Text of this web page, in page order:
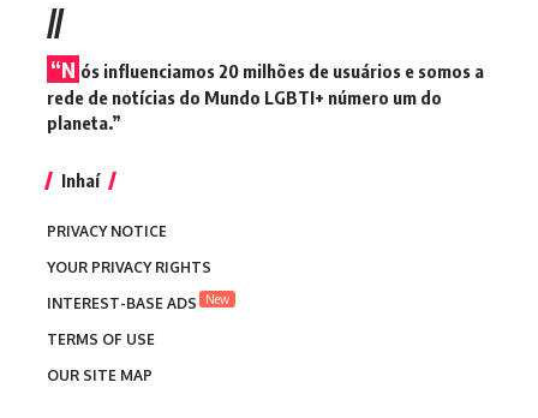
//
“N ós influenciamos 20 milhões de usuários e somos a
rede de notícias do Mundo LGBTI+ número um do
planeta.”
Inhaí
PRIVACY NOTICE
YOUR PRIVACY RIGHTS
INTEREST-BASE ADS
New
TERMS OF USE
OUR SITE MAP